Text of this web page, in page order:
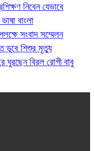
নিবেন যেভাবে
বাংলা
সংবাদ সম্মেলন
ডুবে শিশুর মৃত্যু
ঘুরছেন বিরল রোগী বাবু